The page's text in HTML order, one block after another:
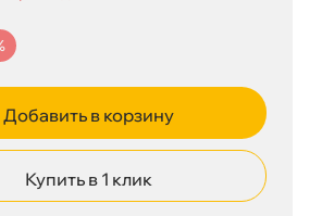
Добавить в корзину
Купить в 1 клик
Сегодня, 08.08